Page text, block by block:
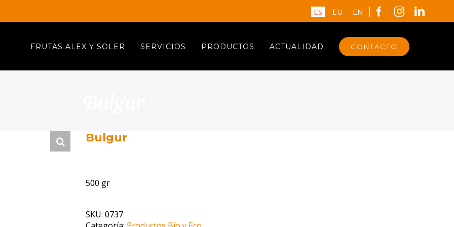
Facebook
Instagram
EU
ES EN
FRUTAS ALEX Y SOLER SERVICIOS PRODUCTOS ACTUALIDAD CONTACTO
Bulgur
500 gr
SKU: 0737